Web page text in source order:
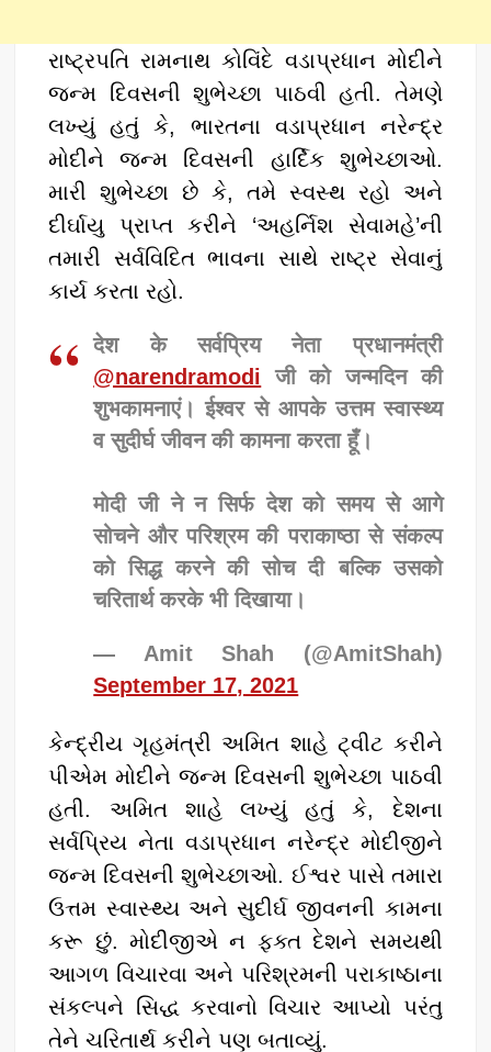
રાષ્ટ્રપતિ રામનાથ કોવિંદે વડાપ્રધાન મોદીને
જન્મ દિવસની શુભેચ્છા પાઠવી હતી. તેમણે
લખ્યું હતું કે, ભારતના વડાપ્રધાન નરેન્દ્ર
મોદીને જન્મ દિવસની હાર્દિક શુભેચ્છાઓ.
મારી શુભેચ્છા છે કે, તમે સ્વસ્થ રહો અને
દીર્ઘાયુ પ્રાપ્ત કરીને ‘અહર્નિશ સેવામહે’ની
તમારી સર્વવિદિત ભાવના સાથે રાષ્ટ્ર સેવાનું
કાર્ય કરતા રહો.
देश के सर्वप्रिय नेता प्रधानमंत्री
@narendramodi जी को जन्मदिन की
शुभकामनाएं। ईश्वर से आपके उत्तम स्वास्थ्य
व सुदीर्घ जीवन की कामना करता हूँ।
मोदी जी ने न सिर्फ देश को समय से आगे
सोचने और परिश्रम की पराकाष्ठा से संकल्प
को सिद्ध करने की सोच दी बल्कि उसको
चरितार्थ करके भी दिखाया।
— Amit Shah (@AmitShah)
September 17, 2021
કેન્દ્રીય ગૃહમંત્રી અમિત શાહે ટ્વીટ કરીને
પીએમ મોદીને જન્મ દિવસની શુભેચ્છા પાઠવી
હતી. અમિત શાહે લખ્યું હતું કે, દેશના
સર્વપ્રિય નેતા વડાપ્રધાન નરેન્દ્ર મોદીજીને
જન્મ દિવસની શુભેચ્છાઓ. ઈશ્વર પાસે તમારા
ઉત્તમ સ્વાસ્થ્ય અને સુદીર્ઘ જીવનની કામના
કરૂ છું. મોદીજીએ ન ફક્ત દેશને સમયથી
આગળ વિચારવા અને પરિશ્રમની પરાકાષ્ઠાના
સંકલ્પને સિદ્ધ કરવાનો વિચાર આપ્યો પરંતુ
તેને ચરિતાર્થ કરીને પણ બતાવ્યું.